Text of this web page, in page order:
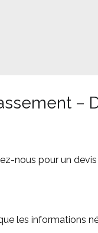
–
nous pour un
les informations